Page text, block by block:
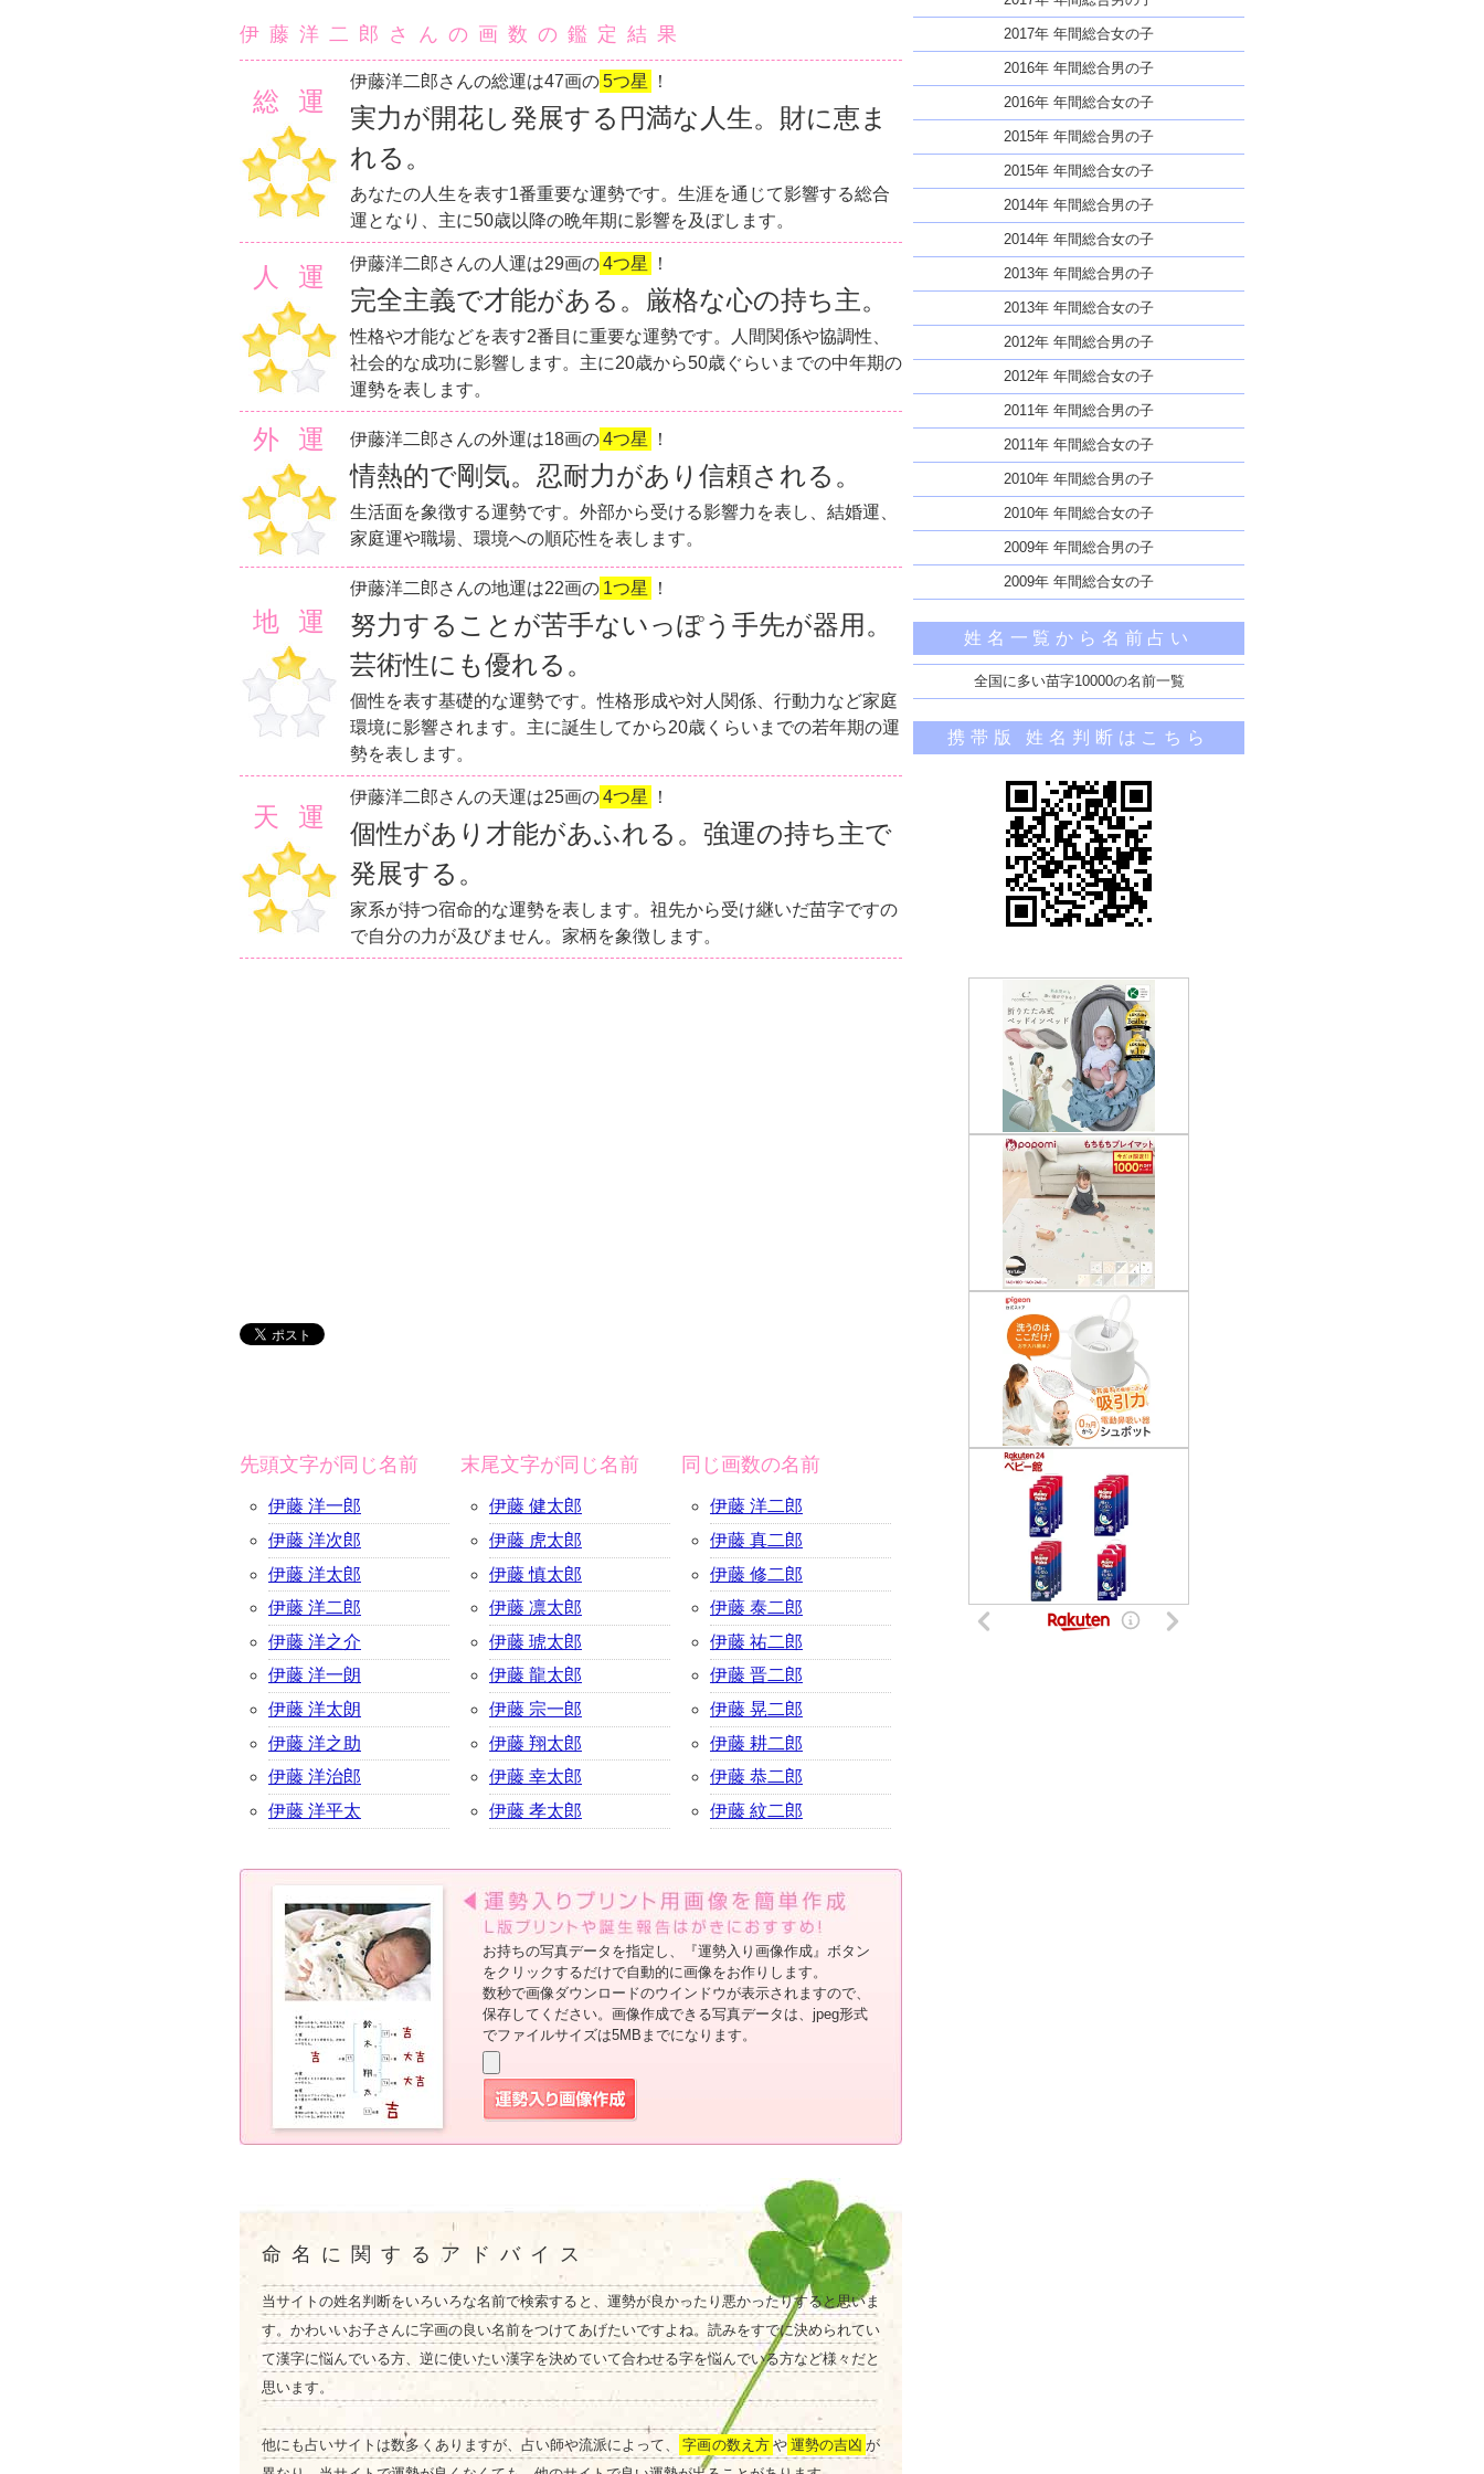
伊藤洋二郎さんの画数の鑑定結果
総運
伊藤洋二郎さんの総運は47画の5つ星 ！
実力が開花し発展する円満な人生。財に恵ま
れる。
あなたの人生を表す1番重要な運勢です。生涯を通じて影響する総合
運となり、主に50歳以降の晩年期に影響を及ぼします。
人運 伊藤洋二郎さんの人運は29画の4つ星 ！
完全主義で才能がある。厳格な心の持ち主。
性格や才能などを表す2番目に重要な運勢です。人間関係や協調性、
社会的な成功に影響します。主に20歳から50歳ぐらいまでの中年期の
運勢を表します。
外運 伊藤洋二郎さんの外運は18画の4つ星 ！
情熱的で剛気。忍耐力があり信頼される。
生活面を象徴する運勢です。外部から受ける影響力を表し、結婚運、
家庭運や職場、環境への順応性を表します。
地運
伊藤洋二郎さんの地運は22画の 1つ星 ！
努力することが苦手ないっぽう手先が器用。
芸術性にも優れる。
個性を表す基礎的な運勢です。性格形成や対人関係、行動力など家庭
環境に影響されます。主に誕生してから20歳くらいまでの若年期の運
勢を表します。
天運
伊藤洋二郎さんの天運は25画の4つ星 ！
個性があり才能があふれる。強運の持ち主で
発展する。
家系が持つ宿命的な運勢を表します。祖先から受け継いだ苗字ですの
で自分の力が及びません。家柄を象徴します。
先頭文字が同じ名前
伊藤 洋一郎
伊藤 洋次郎
伊藤 洋太郎
伊藤 洋二郎
伊藤 洋之介
伊藤 洋一朗
伊藤 洋太朗
伊藤 洋之助
伊藤 洋治郎
伊藤 洋平太
末尾文字が同じ名前
伊藤 健太郎
伊藤 虎太郎
伊藤 慎太郎
伊藤 凛太郎
伊藤 琥太郎
伊藤 龍太郎
伊藤 宗一郎
伊藤 翔太郎
伊藤 幸太郎
伊藤 孝太郎
同じ画数の名前
伊藤 洋二郎
伊藤 真二郎
伊藤 修二郎
伊藤 泰二郎
伊藤 祐二郎
伊藤 晋二郎
伊藤 晃二郎
伊藤 耕二郎
伊藤 恭二郎
伊藤 紋二郎
お持ちの写真データを指定し、『運勢入り画像作成』ボタン
をクリックするだけで自動的に画像をお作りします。
数秒で画像ダウンロードのウインドウが表示されますので、
保存してください。画像作成できる写真データは、jpeg形式
でファイルサイズは5MBまでになります。
命名に関するアドバイス
当サイトの姓名判断をいろいろな名前で検索すると、運勢が良かったり悪かったりすると思いま
す。かわいいお子さんに字画の良い名前をつけてあげたいですよね。読みをすでに決められてい
て漢字に悩んでいる方、逆に使いたい漢字を決めていて合わせる字を悩んでいる方など様々だと
思います。
他にも占いサイトは数多くありますが、占い師や流派によって、 字画の数え方 や 運勢の吉凶 が
2017年 年間総合女の子
2016年 年間総合男の子
2016年 年間総合女の子
2015年 年間総合男の子
2015年 年間総合女の子
2014年 年間総合男の子
2014年 年間総合女の子
2013年 年間総合男の子
2013年 年間総合女の子
2012年 年間総合男の子
2012年 年間総合女の子
2011年 年間総合男の子
2011年 年間総合女の子
2010年 年間総合男の子
2010年 年間総合女の子
2009年 年間総合男の子
2009年 年間総合女の子
姓名一覧から名前占い
全国に多い苗字10000の名前一覧
携帯版 姓名判断はこちら